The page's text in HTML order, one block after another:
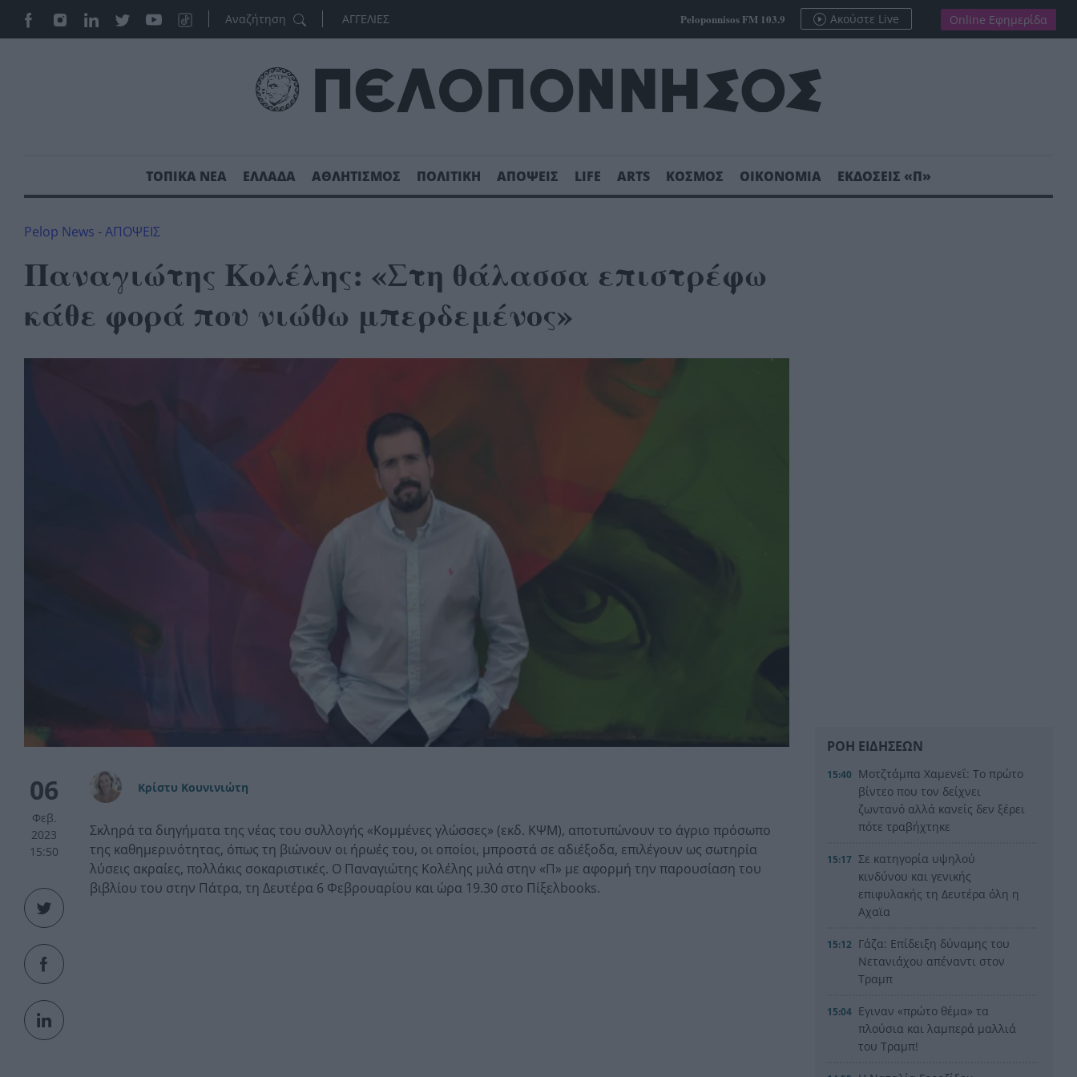
ΑΓΓΕΛΙΕΣ Peloponnisos FM 103.9 Ακούστε Live Online Εφημερίδα
ΤΟΠΙΚΑ ΝΕΑ ΕΛΛΑΔΑ ΑΘΛΗΤΙΣΜΟΣ ΠΟΛΙΤΙΚΗ ΑΠΟΨΕΙΣ LIFE ARTS ΚΟΣΜΟΣ ΟΙΚΟΝΟΜΙΑ ΕΚΔΟΣΕΙΣ «Π»
Pelop News -ΑΠΟΨΕΙΣ
Παναγιώτης Κολέλης: «Στη θάλασσα επιστρέφω
κάθε φορά που νιώθω μπερδεμένος»
06
Φεβ.
2023
15:50
Κρίστυ Κουνινιώτη
Σκληρά τα διηγήματα της νέας του συλλογής «Κομμένες γλώσσες» (εκδ. ΚΨΜ), αποτυπώνουν το άγριο πρόσωπο
της καθημερινότητας, όπως τη βιώνουν οι ήρωές του, οι οποίοι, μπροστά σε αδιέξοδα, επιλέγουν ως σωτηρία
λύσεις ακραίες, πολλάκις σοκαριστικές. Ο Παναγιώτης Κολέλης μιλά στην «Π» με αφορμή την παρουσίαση του
βιβλίου του στην Πάτρα, τη Δευτέρα 6 Φεβρουαρίου και ώρα 19.30 στο Πίξελbooks.
ΡΟΗ ΕΙΔΗΣΕΩΝ
15:40 Μοτζτάμπα Χαμενεΐ: Το πρώτο
βίντεο που τον δείχνει
ζωντανό αλλά κανείς δεν ξέρει
πότε τραβήχτηκε
15:17 Σε κατηγορία υψηλού
κινδύνου και γενικής
επιφυλακής τη Δευτέρα όλη η
Αχαϊα
15:12 Γάζα: Επίδειξη δύναμης του
Νετανιάχου απέναντι στον
Τραμπ
15:04 Εγιναν «πρώτο θέμα» τα
πλούσια και λαμπερά μαλλιά
του Τραμπ!